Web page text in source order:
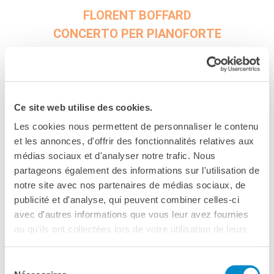
Ce site web utilise des cookies.
Les cookies nous permettent de personnaliser le contenu
et les annonces, d'offrir des fonctionnalités relatives aux
médias sociaux et d'analyser notre trafic. Nous
partageons également des informations sur l'utilisation de
notre site avec nos partenaires de médias sociaux, de
publicité et d'analyse, qui peuvent combiner celles-ci
avec d'autres informations que vous leur avez fournies
ou qu'ils ont collectées lors de votre utilisation de leurs
Organigramme
Emplois/stages
Come sostenere
I nostri luoghi
I contatti
I nostri sostenitori
ARCHIVES
Café dell'innovazione
Dialoghi del Farnese
Farnèse à la page
Festa della musica
FLORENT BOFFARD
CONCERTO PER PIANOFORTE
Traiettorie Festival, Teatro Farnese, Parma
Il Festival internazionale di musica moderna e
contemporanea Traiettorie Festival, prodotto dalla
Fondazione Prometeo, festeggia i suoi 30 anni nel 2020
con un programma eccezionale che si svolgerà all’autunno
nel bellissimo Teatro Farnese di Parma.
Claude Debussy (1862-1918)
1. Pour les “cinq doigts”: d’après Monsieur Czerny, 3›
da Douze Études, Livre I (1915)
1. Pour les “cinq sons”, d’après Monsieur Claude, 3›